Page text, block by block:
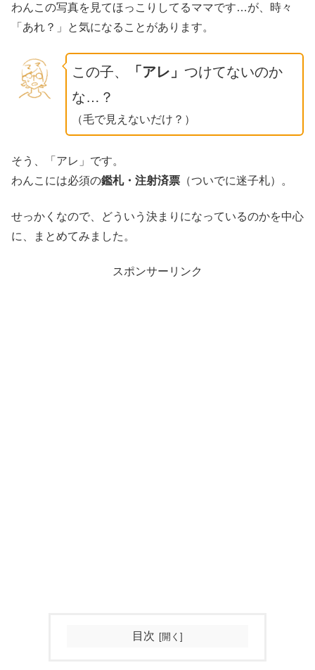
わんこの写真を見てほっこりしてるママです…が、時々
「あれ？」と気になることがあります。
この子、 「アレ」 つけてないのか
な…？
（毛で見えないだけ？）
そう、「アレ」です。
わんこには必須の鑑札・注射済票 （ついでに迷子札）。
せっかくなので、どういう決まりになっているのかを中心
に、まとめてみました。
スポンサーリンク
目次